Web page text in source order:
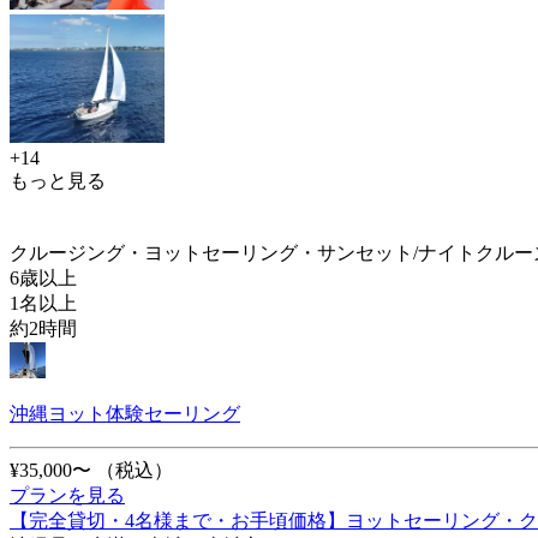
+14
もっと見る
クルージング・ヨットセーリング・サンセット/ナイトクルー
6歳以上
1名以上
約2時間
沖縄ヨット体験セーリング
¥35,000〜
（税込）
プランを見る
【完全貸切・4名様まで・お手頃価格】ヨットセーリング・